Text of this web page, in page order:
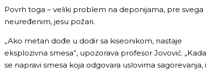
Povrh toga – veliki problem na deponijama, pre svega
neuređenim, jesu požari.
„Ako metan dođe u dodir sa kiseonikom, nastaje
eksplozivna smesa”, upozorava profesor Jovović. „Kada
se napravi smesa koja odgovara uslovima sagorevanja, i